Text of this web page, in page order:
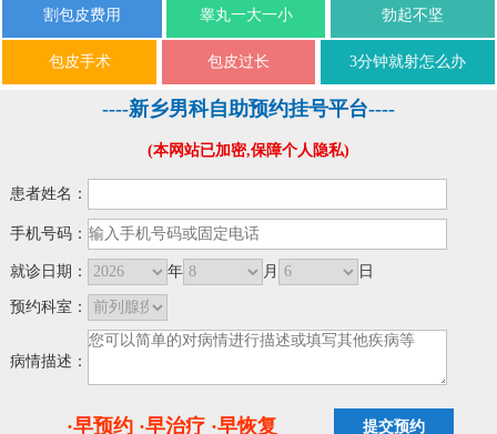
割包皮费用 睾丸一大一小 勃起不坚
包皮手术 包皮过长 3分钟就射怎么办
----新乡男科自助预约挂号平台----
(本网站已加密,保障个人隐私)
患者姓名：
手机号码：
就诊日期： 年 月 日
预约科室：
病情描述：
·早预约 ·早治疗 ·早恢复